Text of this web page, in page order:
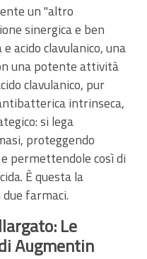
un "altro
sinergica e ben
acido clavulanico, una
una potente attività
clavulanico, pur
intrinseca,
si lega
proteggendo
permettendole così di
È questa la
farmaci.
Le
Augmentin